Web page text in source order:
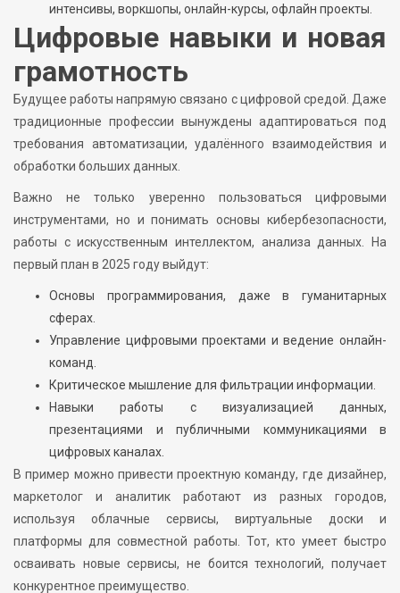
интенсивы, воркшопы, онлайн-курсы, офлайн проекты.
Цифровые навыки и новая
грамотность
Будущее работы напрямую связано с цифровой средой. Даже
традиционные профессии вынуждены адаптироваться под
требования автоматизации, удалённого взаимодействия и
обработки больших данных.
Важно не только уверенно пользоваться цифровыми
инструментами, но и понимать основы кибербезопасности,
работы с искусственным интеллектом, анализа данных. На
первый план в 2025 году выйдут:
Основы программирования, даже в гуманитарных
сферах.
Управление цифровыми проектами и ведение онлайн-
команд.
Критическое мышление для фильтрации информации.
Навыки работы с визуализацией данных,
презентациями и публичными коммуникациями в
цифровых каналах.
В пример можно привести проектную команду, где дизайнер,
маркетолог и аналитик работают из разных городов,
используя облачные сервисы, виртуальные доски и
платформы для совместной работы. Тот, кто умеет быстро
осваивать новые сервисы, не боится технологий, получает
конкурентное преимущество.